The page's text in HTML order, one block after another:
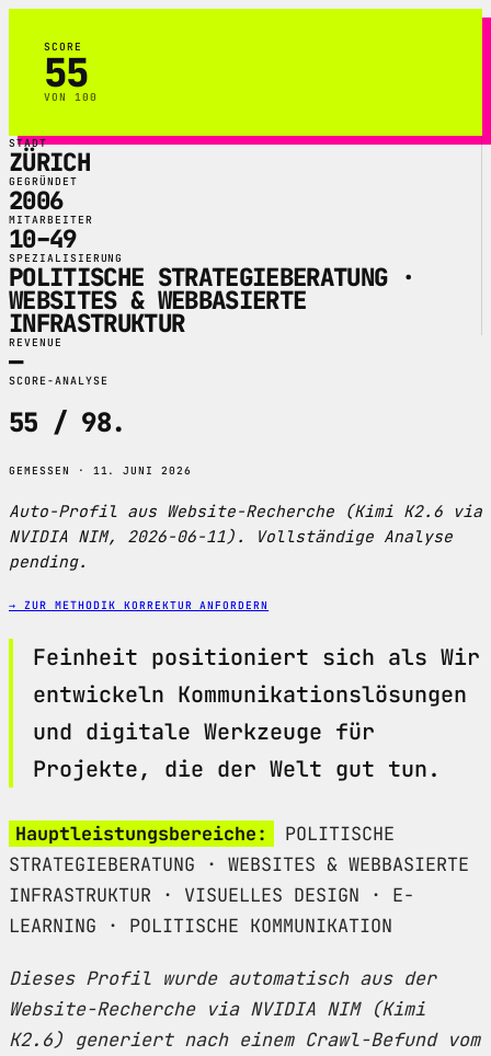
SCORE
55
VON 100
STADT
ZÜRICH
GEGRÜNDET
2006
MITARBEITER
10–49
SPEZIALISIERUNG
POLITISCHE STRATEGIEBERATUNG ·
WEBSITES & WEBBASIERTE
INFRASTRUKTUR
REVENUE
—
SCORE-ANALYSE
55 / 98.
GEMESSEN · 11. JUNI 2026
Auto-Profil aus Website-Recherche (Kimi K2.6 via
NVIDIA NIM, 2026-06-11). Vollständige Analyse
pending.
→ ZUR METHODIK KORREKTUR ANFORDERN
Feinheit positioniert sich als Wir
entwickeln Kommunikationslösungen
und digitale Werkzeuge für
Projekte, die der Welt gut tun.
Hauptleistungsbereiche:
POLITISCHE
STRATEGIEBERATUNG · WEBSITES & WEBBASIERTE
INFRASTRUKTUR · VISUELLES DESIGN · E-
LEARNING · POLITISCHE KOMMUNIKATION
Dieses Profil wurde automatisch aus der
Website-Recherche via NVIDIA NIM (Kimi
K2.6) generiert nach einem Crawl-Befund vom